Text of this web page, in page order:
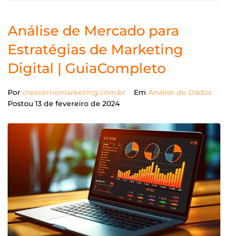
Análise de Mercado para
Estratégias de Marketing
Digital | GuiaCompleto
Por crescernomarketing.com.br Em Análise de Dados
Postou 13 de fevereiro de 2024